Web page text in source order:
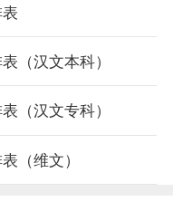
（汉文本科）
（汉文专科）
（维文）